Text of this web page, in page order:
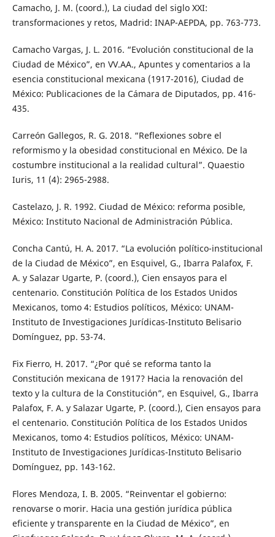
Camacho, J. M. (coord.), La ciudad del siglo XXI:
transformaciones y retos, Madrid: INAP-AEPDA, pp. 763-773.
Camacho Vargas, J. L. 2016. “Evolución constitucional de la
Ciudad de México”, en VV.AA., Apuntes y comentarios a la
esencia constitucional mexicana (1917-2016), Ciudad de
México: Publicaciones de la Cámara de Diputados, pp. 416-
435.
Carreón Gallegos, R. G. 2018. “Reflexiones sobre el
reformismo y la obesidad constitucional en México. De la
costumbre institucional a la realidad cultural”. Quaestio
Iuris, 11 (4): 2965-2988.
Castelazo, J. R. 1992. Ciudad de México: reforma posible,
México: Instituto Nacional de Administración Pública.
Concha Cantú, H. A. 2017. “La evolución político-institucional
de la Ciudad de México”, en Esquivel, G., Ibarra Palafox, F.
A. y Salazar Ugarte, P. (coord.), Cien ensayos para el
centenario. Constitución Política de los Estados Unidos
Mexicanos, tomo 4: Estudios políticos, México: UNAM-
Instituto de Investigaciones Jurídicas-Instituto Belisario
Domínguez, pp. 53-74.
Fix Fierro, H. 2017. “¿Por qué se reforma tanto la
Constitución mexicana de 1917? Hacia la renovación del
texto y la cultura de la Constitución”, en Esquivel, G., Ibarra
Palafox, F. A. y Salazar Ugarte, P. (coord.), Cien ensayos para
el centenario. Constitución Política de los Estados Unidos
Mexicanos, tomo 4: Estudios políticos, México: UNAM-
Instituto de Investigaciones Jurídicas-Instituto Belisario
Domínguez, pp. 143-162.
Flores Mendoza, I. B. 2005. “Reinventar el gobierno:
renovarse o morir. Hacia una gestión jurídica pública
eficiente y transparente en la Ciudad de México”, en